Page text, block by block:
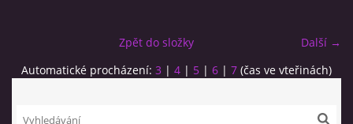
Další →
Zpět do složky
Automatické procházení: 3 | 4 | 5 | 6 | 7 (čas ve vteřinách)